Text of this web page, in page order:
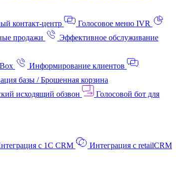
контакт‑центр
Голосовое меню IVR
продажи
Эффективное обслуживание
Информирование клиентов
базы / Брошенная корзина
исходящий обзвон
Голосовой бот для
с 1C CRM
Интеграция с retailCRM